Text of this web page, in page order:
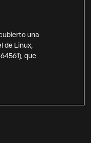
una
de Linux,
que